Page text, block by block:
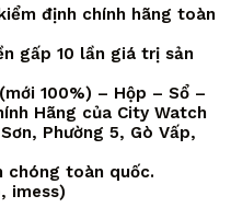
định chính hãng toàn
gấp 10 lần giá trị sản
100%) – Hộp – Sổ –
Hãng của City Watch
Phường 5, Gò Vấp,
chóng toàn quốc.
imess)